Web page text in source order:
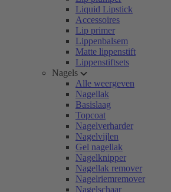
Liquid Lipstick
Accessoires
Lip primer
Lippenbalsem
Matte lippenstift
Lippenstiftsets
Nagels
Alle weergeven
Nagellak
Basislaag
Topcoat
Nagelverharder
Nagelvijlen
Gel nagellak
Nagelknipper
Nagellak remover
Nagelriemremover
Nagelschaar